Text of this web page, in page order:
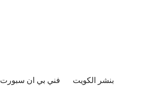
بنشر الكويت فني بي ان سبورت